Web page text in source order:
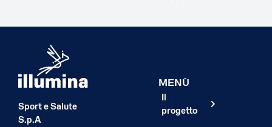
Sport e Salute
S.p.A
MENÙ
progetto